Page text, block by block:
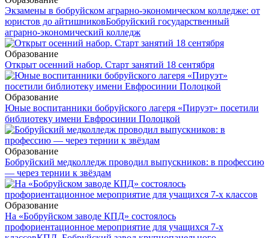
Экзамены в бобруйском аграрно-экономическом колледже: от
юристов до айтишниковБобруйский государственный
аграрно-экономический колледж
Образование
Открыт осенний набор. Старт занятий 18 сентября
Образование
Юные воспитанники бобруйского лагеря «Пируэт» посетили
библиотеку имени Евфросинии Полоцкой
Образование
Бобруйский медколледж проводил выпускников: в профессию
— через тернии к звёздам
Образование
На «Бобруйском заводе КПД» состоялось
профориентационное мероприятие для учащихся 7-х